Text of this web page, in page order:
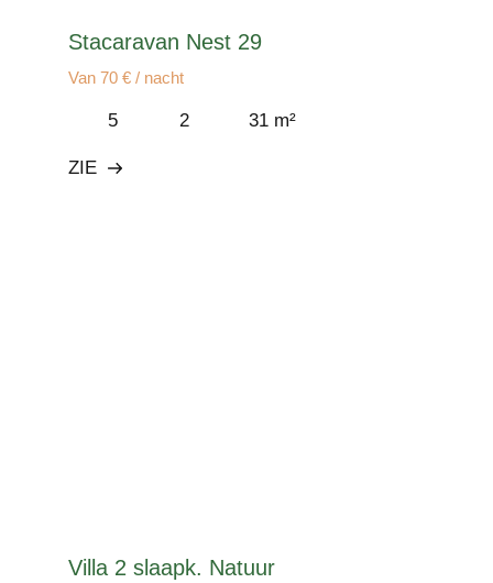
Stacaravan Nest 29
Van 70 € / nacht
5 2 31 m²
ZIE
Villa 2 slaapk. Natuur